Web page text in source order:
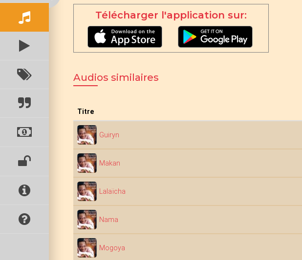
Télécharger l'application sur:
Audios similaires
Titre
Guiryn
Makan
Lalaïcha
Nama
Mogoya